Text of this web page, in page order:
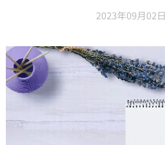
2023年09月02日